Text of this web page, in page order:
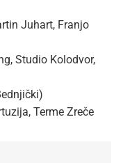
Juhart, Franjo
Studio Kolodvor,
Terme Zreče